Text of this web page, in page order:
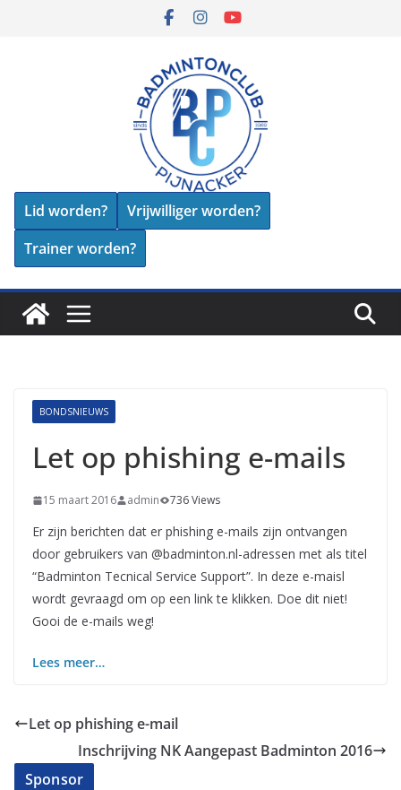
Lid worden?
Vrijwilliger worden?
Trainer worden?
BONDSNIEUWS
Let op phishing e-mails
15 maart 2016 admin 736 Views
Er zijn berichten dat er phishing e-mails zijn ontvangen
door gebruikers van @badminton.nl-adressen met als titel
“Badminton Tecnical Service Support”. In deze e-maisl
wordt gevraagd om op een link te klikken. Doe dit niet!
Gooi de e-mails weg!
Lees meer…
Let op phishing e-mail
Inschrijving NK Aangepast Badminton 2016
Sponsor